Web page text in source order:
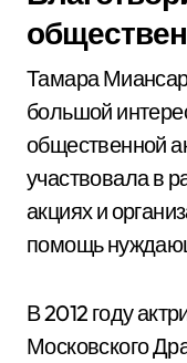
Тамара
большой
общественной
участвовала в
акциях и
помощь
В 2012 году
Московского